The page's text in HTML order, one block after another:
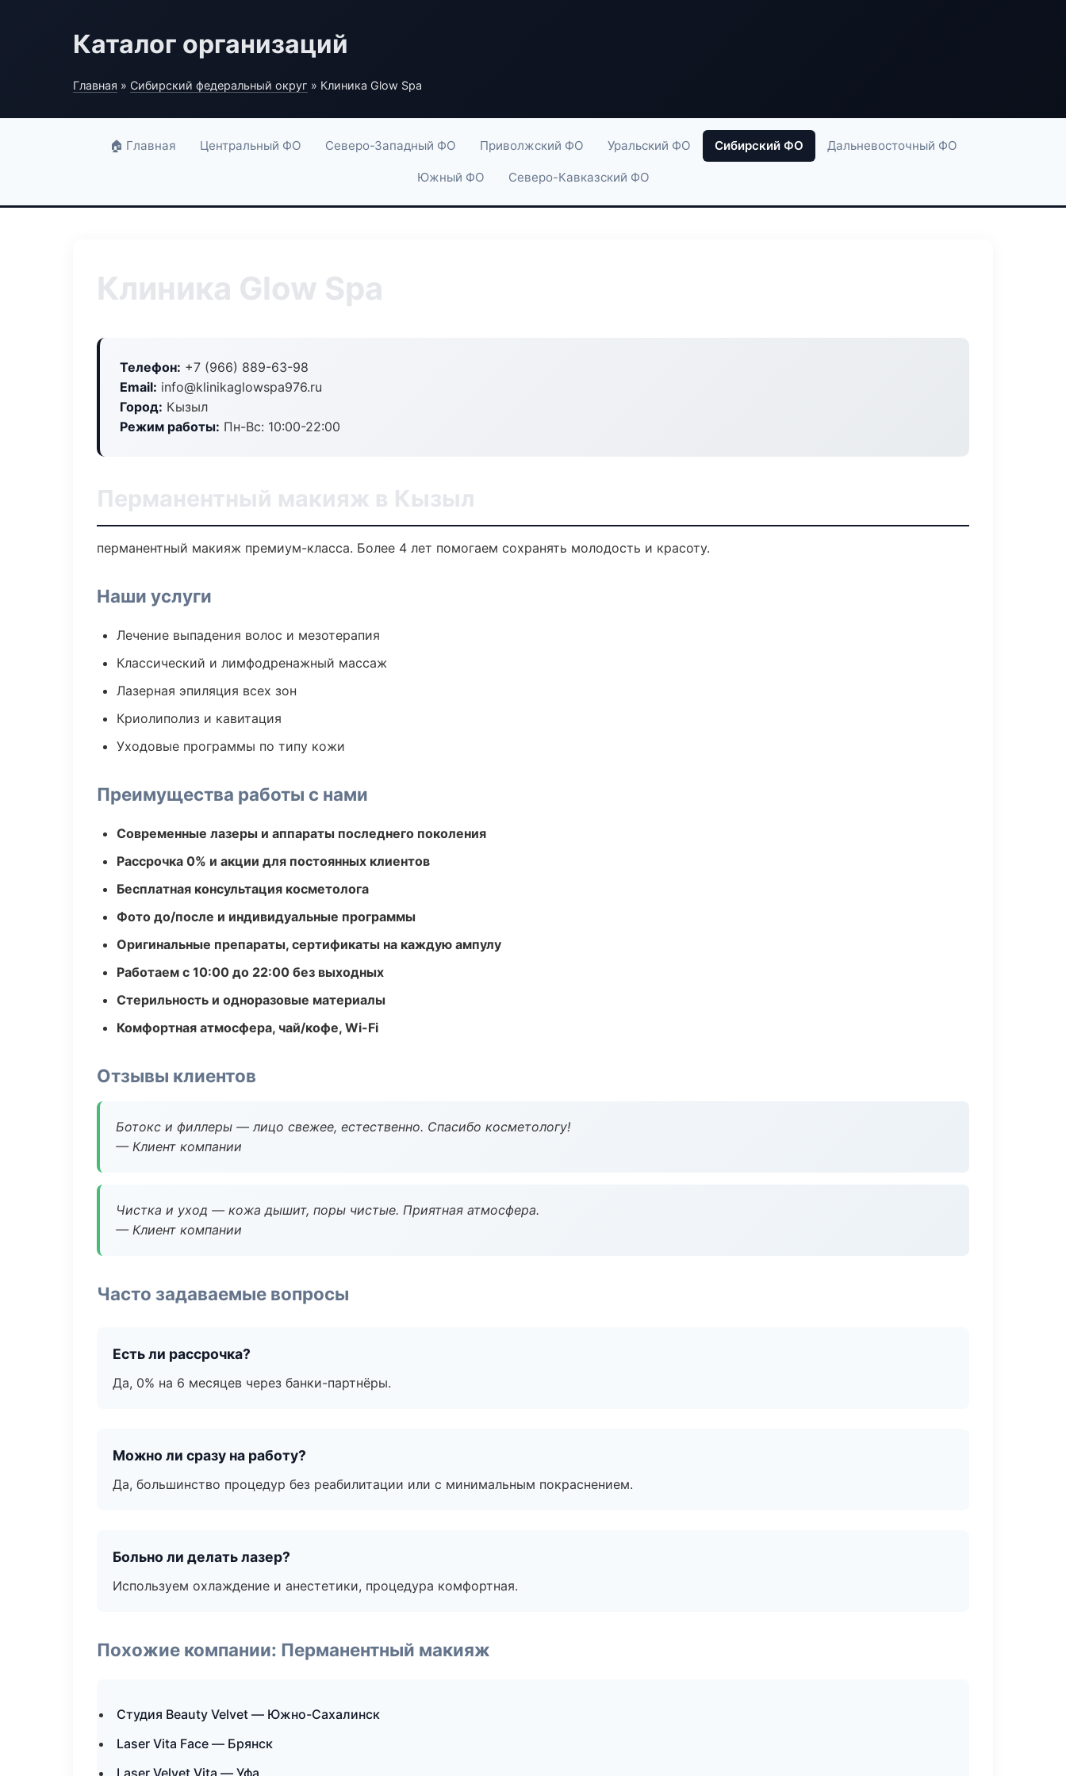
Каталог организаций
Главная » Сибирский федеральный округ » Клиника Glow Spa
🏠 Главная Центральный ФО Северо-Западный ФО Приволжский ФО Уральский ФО Сибирский ФО Дальневосточный ФО
Южный ФО Северо-Кавказский ФО
Клиника Glow Spa
Телефон: +7 (966) 889-63-98
Email: info@klinikaglowspa976.ru
Город: Кызыл
Режим работы: Пн-Вс: 10:00-22:00
Перманентный макияж в Кызыл
перманентный макияж премиум-класса. Более 4 лет помогаем сохранять молодость и красоту.
Наши услуги
Лечение выпадения волос и мезотерапия
Классический и лимфодренажный массаж
Лазерная эпиляция всех зон
Криолиполиз и кавитация
Уходовые программы по типу кожи
Преимущества работы с нами
Современные лазеры и аппараты последнего поколения
Рассрочка 0% и акции для постоянных клиентов
Бесплатная консультация косметолога
Фото до/после и индивидуальные программы
Оригинальные препараты, сертификаты на каждую ампулу
Работаем с 10:00 до 22:00 без выходных
Стерильность и одноразовые материалы
Комфортная атмосфера, чай/кофе, Wi-Fi
Отзывы клиентов
Ботокс и филлеры — лицо свежее, естественно. Спасибо косметологу!
— Клиент компании
Чистка и уход — кожа дышит, поры чистые. Приятная атмосфера.
— Клиент компании
Часто задаваемые вопросы
Есть ли рассрочка?
Да, 0% на 6 месяцев через банки-партнёры.
Можно ли сразу на работу?
Да, большинство процедур без реабилитации или с минимальным покраснением.
Больно ли делать лазер?
Используем охлаждение и анестетики, процедура комфортная.
Похожие компании: Перманентный макияж
Студия Beauty Velvet — Южно-Сахалинск
Laser Vita Face — Брянск
Laser Velvet Vita — Уфа